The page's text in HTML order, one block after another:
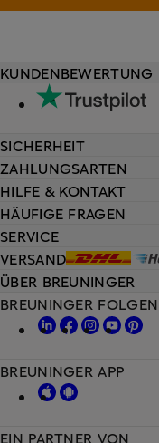
HILFE & KONTAKT
HÄUFIGE FRAGEN
SERVICE
VERSAND
KUNDENBEWERTUNG
SICHERHEIT
ZAHLUNGSARTEN
ÜBER BREUNINGER
EIN PARTNER VON
BREUNINGER FOLGEN
BREUNINGER APP